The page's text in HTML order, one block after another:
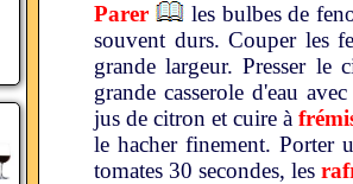
Parer
les bulbes de
souvent durs. Couper les
grande largeur. Presser
grande casserole d'eau
jus de citron et cuire à
le hacher finement. Porter
tomates 30 secondes, les